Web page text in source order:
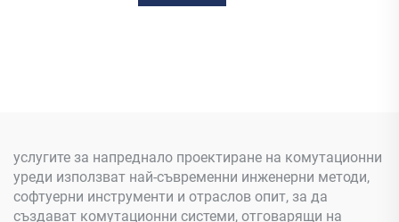
услугите за напреднало проектиране на комутационни
уреди използват най-съвременни инженерни методи,
софтуерни инструменти и отраслов опит, за да
създават комутационни системи, отговарящи на